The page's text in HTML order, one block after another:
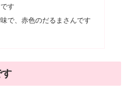
す
で、赤色のだるまさんです
す